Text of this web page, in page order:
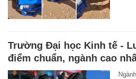
Trường Đại học Kinh tế -
điểm chuẩn, ngành cao